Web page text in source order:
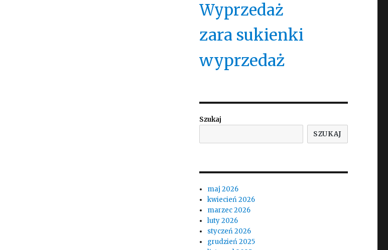
Wyprzedaż
zara sukienki
wyprzedaż
Szukaj
SZUKAJ
maj 2026
kwiecień 2026
marzec 2026
luty 2026
styczeń 2026
grudzień 2025